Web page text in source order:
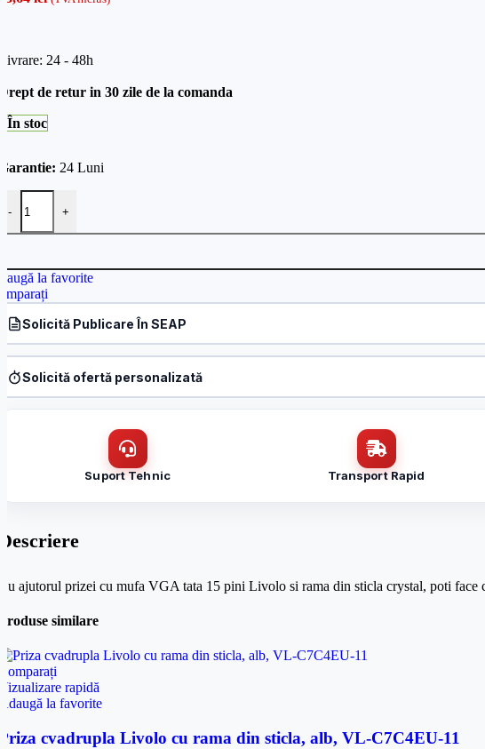
24 - 48h
de retur in 30 zile de la comanda
În stoc
24 Luni
-
Priza cu mufa VGA tata 15 pini Livolo cu rama din sticla, alb, VL-C791VG2-
+
la favorite
Solicită Publicare În SEAP
Denumire firmă / instituție*
Solicită ofertă personalizată
Suport Tehnic Transport Rapid
ajutorul prizei cu mufa VGA tata 15 pini Livolo si rama din sticla crystal, poti
similare
rapidă
la favorite
cvadrupla Livolo cu rama din sticla, alb, VL-C7C4EU-11